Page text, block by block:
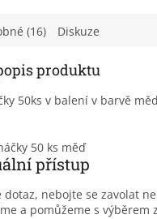
(16) Diskuze
produktu
50ks v balení v barvě
přístup
dotaz, nebojte se zavolat
a pomůžeme s výběrem